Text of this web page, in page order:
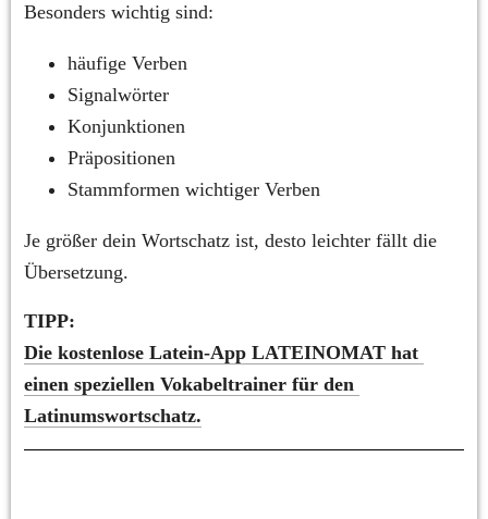
Besonders wichtig sind:
häufige Verben
Signalwörter
Konjunktionen
Präpositionen
Stammformen wichtiger Verben
Je größer dein Wortschatz ist, desto leichter fällt die
Übersetzung.
TIPP:
Die kostenlose Latein-App LATEINOMAT hat
einen speziellen Vokabeltrainer für den
Latinumswortschatz.